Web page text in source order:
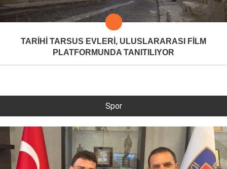
TARİHİ TARSUS EVLERİ, ULUSLARARASI FİLM
PLATFORMUNDA TANITILIYOR
Spor